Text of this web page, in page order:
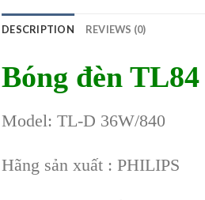
DESCRIPTION REVIEWS (0)
Bóng đèn TL84
Model: TL-D 36W/840
Hãng sản xuất : PHILIPS